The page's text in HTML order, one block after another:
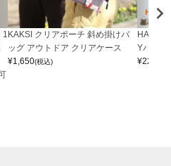
1 KAKSI クリアポーチ 斜め掛けバ
ッグ アウトドア クリアケース
¥1,650(税込)
Yバッグ
¥22,000